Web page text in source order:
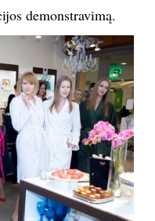
demonstravimą.